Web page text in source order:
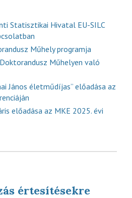
Statisztikai Hivatal EU-SILC
Műhely programja
Műhelyen való
János életműdíjas” előadása az
előadása az MKE 2025. évi
értesítésekre